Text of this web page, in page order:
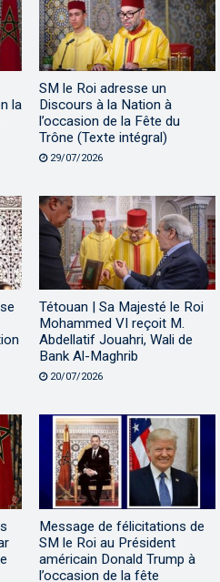
la
SM le Roi adresse un
Discours à la Nation à
l’occasion de la Fête du
Trône (Texte intégral)
29/07/2026
Tétouan | Sa Majesté le Roi
Mohammed VI reçoit M.
Abdellatif Jouahri, Wali de
Bank Al-Maghrib
20/07/2026
Message de félicitations de
SM le Roi au Président
américain Donald Trump à
l’occasion de la fête